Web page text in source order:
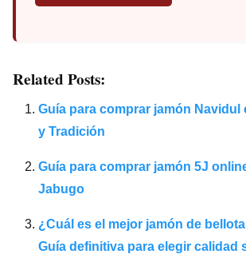
Related Posts:
Guía para comprar jamón Navidul
y Tradición
Guía para comprar jamón 5J
Jabugo
¿Cuál es el mejor jamón de
Guía definitiva para elegir calidad